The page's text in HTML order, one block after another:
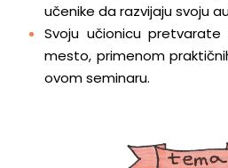
učenike da razvijaju svoju
Svoju učionicu
mesto, primenom
ovom seminaru.